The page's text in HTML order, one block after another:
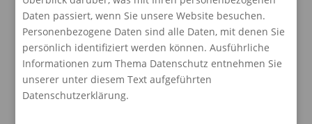
Daten passiert, wenn Sie unsere Website besuchen.
Personenbezogene Daten sind alle Daten, mit denen Sie
persönlich identifiziert werden können. Ausführliche
Informationen zum Thema Datenschutz entnehmen Sie
unserer unter diesem Text aufgeführten
Datenschutzerklärung.